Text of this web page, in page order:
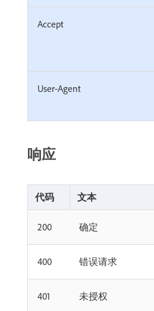
Accept
User-Agent
响应
代码 文本
200 确定
400 错误请求
401 未授权